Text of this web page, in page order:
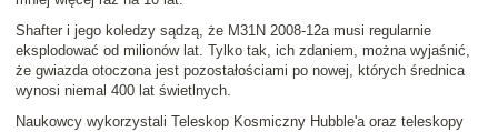
Shafter i jego koledzy sądzą, że M31N 2008-12a musi regularnie
eksplodować od milionów lat. Tylko tak, ich zdaniem, można wyjaśnić,
że gwiazda otoczona jest pozostałościami po nowej, których średnica
wynosi niemal 400 lat świetlnych.
Naukowcy wykorzystali Teleskop Kosmiczny Hubble'a oraz teleskopy